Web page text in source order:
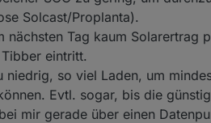
Solcast/Proplanta).
nächsten Tag kaum
eintritt.
niedrig, so viel Laden, um
Evtl. sogar, bis die
mir gerade über einen